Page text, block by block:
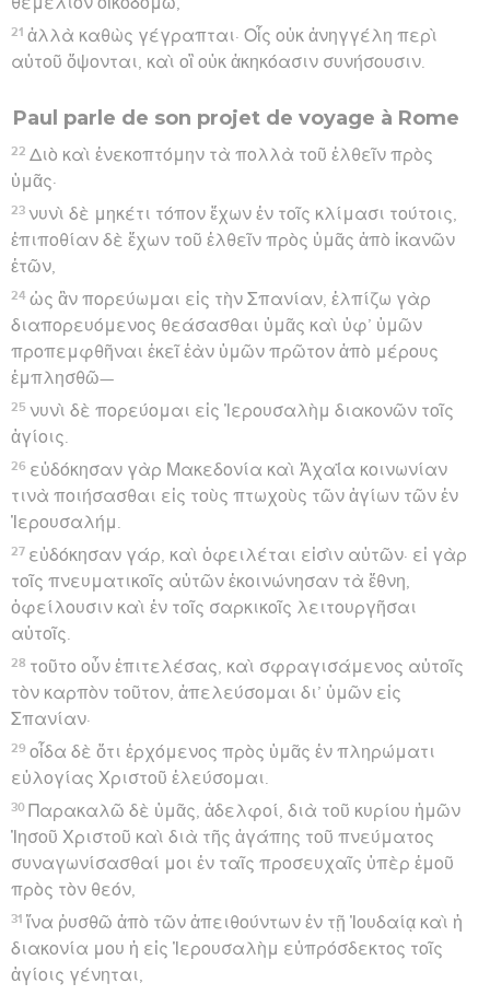
21 ἀλλὰ καθὼς γέγραπται· Οἷς οὐκ ἀνηγγέλη περὶ
αὐτοῦ ὄψονται, καὶ οἳ οὐκ ἀκηκόασιν συνήσουσιν.
Paul parle de son projet de voyage à Rome
22 Διὸ καὶ ἐνεκοπτόμην τὰ πολλὰ τοῦ ἐλθεῖν πρὸς
ὑμᾶς·
23 νυνὶ δὲ μηκέτι τόπον ἔχων ἐν τοῖς κλίμασι τούτοις,
ἐπιποθίαν δὲ ἔχων τοῦ ἐλθεῖν πρὸς ὑμᾶς ἀπὸ ἱκανῶν
ἐτῶν,
24 ὡς ἂν πορεύωμαι εἰς τὴν Σπανίαν, ἐλπίζω γὰρ
διαπορευόμενος θεάσασθαι ὑμᾶς καὶ ὑφ’ ὑμῶν
προπεμφθῆναι ἐκεῖ ἐὰν ὑμῶν πρῶτον ἀπὸ μέρους
ἐμπλησθῶ—
25 νυνὶ δὲ πορεύομαι εἰς Ἰερουσαλὴμ διακονῶν τοῖς
ἁγίοις.
26 εὐδόκησαν γὰρ Μακεδονία καὶ Ἀχαΐα κοινωνίαν
τινὰ ποιήσασθαι εἰς τοὺς πτωχοὺς τῶν ἁγίων τῶν ἐν
Ἰερουσαλήμ.
27 εὐδόκησαν γάρ, καὶ ὀφειλέται εἰσὶν αὐτῶν· εἰ γὰρ
τοῖς πνευματικοῖς αὐτῶν ἐκοινώνησαν τὰ ἔθνη,
ὀφείλουσιν καὶ ἐν τοῖς σαρκικοῖς λειτουργῆσαι
αὐτοῖς.
28 τοῦτο οὖν ἐπιτελέσας, καὶ σφραγισάμενος αὐτοῖς
τὸν καρπὸν τοῦτον, ἀπελεύσομαι δι’ ὑμῶν εἰς
Σπανίαν·
29 οἶδα δὲ ὅτι ἐρχόμενος πρὸς ὑμᾶς ἐν πληρώματι
εὐλογίας Χριστοῦ ἐλεύσομαι.
30 Παρακαλῶ δὲ ὑμᾶς, ἀδελφοί, διὰ τοῦ κυρίου ἡμῶν
Ἰησοῦ Χριστοῦ καὶ διὰ τῆς ἀγάπης τοῦ πνεύματος
συναγωνίσασθαί μοι ἐν ταῖς προσευχαῖς ὑπὲρ ἐμοῦ
πρὸς τὸν θεόν,
31 ἵνα ῥυσθῶ ἀπὸ τῶν ἀπειθούντων ἐν τῇ Ἰουδαίᾳ καὶ ἡ
διακονία μου ἡ εἰς Ἰερουσαλὴμ εὐπρόσδεκτος τοῖς
ἁγίοις γένηται,